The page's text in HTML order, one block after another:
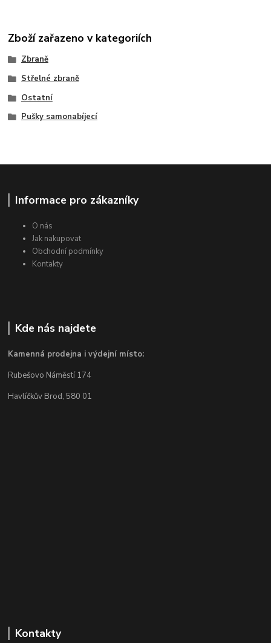
Zboží zařazeno v kategoriích
Zbraně
Střelné zbraně
Ostatní
Pušky samonabíjecí
Informace pro zákazníky
O nás
Jak nakupovat
Obchodní podmínky
Kontakty
Kde nás najdete
Kamenná prodejna i výdejní místo:
Rubešovo Náměstí 174
Havlíčkův Brod, 580 01
Kontakty